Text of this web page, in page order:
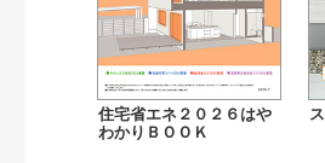
キッチン（1）
洗面化粧室（1）
トイレ
小型電気温水器（1）
太陽光
高性能住宅工法（3）
その他
発行年で検索
住宅省エネ２０２６はや
わかりＢＯＯＫ